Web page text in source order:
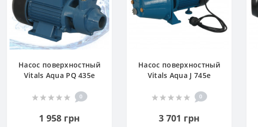
Насос поверхностный
Vitals Aqua PQ 435e
0
1 958 грн
Насос поверхностный
Vitals Aqua J 745e
0
3 701 грн